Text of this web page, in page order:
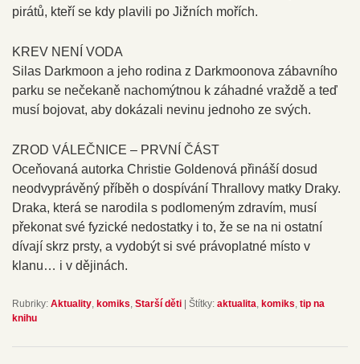
pirátů, kteří se kdy plavili po Jižních mořích.
KREV NENÍ VODA
Silas Darkmoon a jeho rodina z Darkmoonova zábavního
parku se nečekaně nachomýtnou k záhadné vraždě a teď
musí bojovat, aby dokázali nevinu jednoho ze svých.
ZROD VÁLEČNICE – PRVNÍ ČÁST
Oceňovaná autorka Christie Goldenová přináší dosud
neodvyprávěný příběh o dospívání Thrallovy matky Draky.
Draka, která se narodila s podlomeným zdravím, musí
překonat své fyzické nedostatky i to, že se na ni ostatní
dívají skrz prsty, a vydobýt si své právoplatné místo v
klanu… i v dějinách.
Rubriky: Aktuality komiks Starší děti | Štítky: aktualita komiks tip na
knihu